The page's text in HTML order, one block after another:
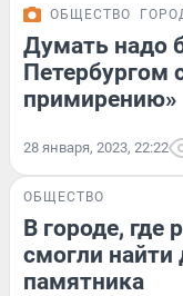
ОБЩЕСТВО
Думать надо
Петербургом
примирению»
28 января, 2023, 22:22
ОБЩЕСТВО
В городе, где
смогли найти
памятника